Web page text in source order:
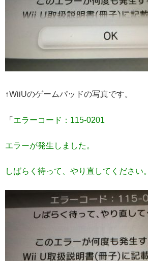
↑WiiUのゲームパッドの写真です。
「 エラーコード：115-0201
エラーが発生しました。
しばらく待って、やり直してください。